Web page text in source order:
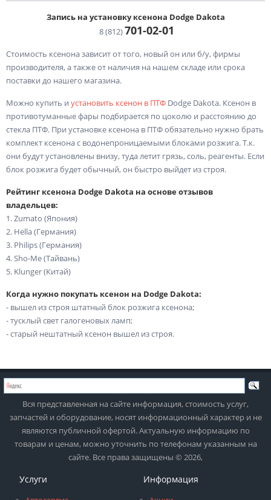
Запись на установку ксенона Dodge Dakota
8 (812)701-02-01
Стоимость ксенона зависит от того, новый он или б/у, фирмы
производителя, а также от наличия на нашем складе или срока
поставки до нашего магазина.
Можно купить и установить ксенон в ПТФ Dodge Dakota. Ксенон в
противотуманные фары подбирается по цоколю и расстоянию до
стекла ПТФ. При установке ксенона в ПТФ обязательно нужно брать
комплект ксенона с водонепроницаемыми блоками розжига. Т.к.
они будут установлены внизу, туда летит грязь, соль, реагенты. Если
блок розжига будет обычный, он быстро выйдет из строя.
Рейтинг ксенона Dodge Dakota на основе отзывов
владельцев:
1. Zumato (Япония)
2. Hella (Германия)
3. Philips (Германия)
4. Sho-Me (Тайвань)
5. Klunger (Китай)
Когда нужно покупать ксенон на Dodge Dakota:
- вышел из строя штатный блок розжига ксенона;
- тусклый свет галогеновых ламп;
- старый нештатный ксенон вышел из строя.
Вся представленная на сайте информация, стоимость услуг,
запчастей и оборудование, носят информационный характер и не
являются публичной офертой. Актуальную информацию по
товарам и ценам, можно уточнить по телефонам указанным на
сайте. Все права защищены © 2026,
Услуги Информация